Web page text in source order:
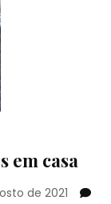
em casa
de 2021